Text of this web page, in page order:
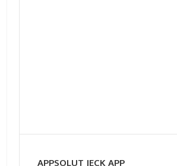
APPSOLUT JECK APP